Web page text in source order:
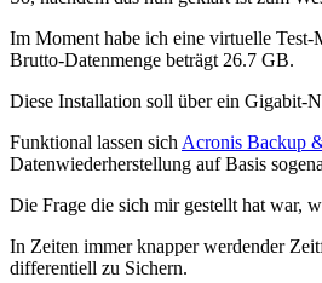
Im Moment habe ich eine virtuelle Test-
Brutto-Datenmenge beträgt 26.7 GB.
Diese Installation soll über ein Gigabit-
Funktional lassen sich Acronis Backup
Datenwiederherstellung auf Basis
Die Frage die sich mir gestellt hat war,
In Zeiten immer knapper werdender
differentiell zu Sichern.